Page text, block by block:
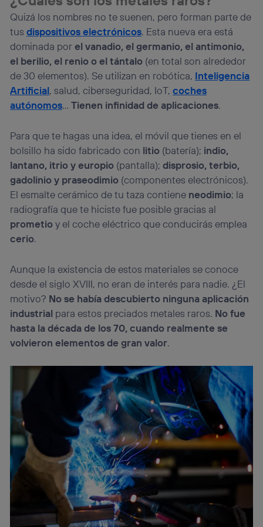
Quizá los nombres no te suenen, pero forman parte de
tusdispositivos electrónicos. Esta nueva era está
dominada porel vanadio, el germanio, el antimonio,
el berilio, el renio o el tántalo (en total son alrededor
de 30 elementos). Se utilizan en robótica, Inteligencia
Artificial, salud, ciberseguridad, IoT,coches
autónomos…Tienen infinidad de aplicaciones.
Para que te hagas una idea, el móvil que tienes en el
bolsillo ha sido fabricado con litio (batería); indio,
lantano, itrio y europio (pantalla);disprosio, terbio,
gadolinio y praseodimio (componentes electrónicos).
El esmalte cerámico de tu taza contiene neodimio; la
radiografía que te hiciste fue posible gracias al
prometioy el coche eléctrico que conducirás emplea
cerio.
Aunque la existencia de estos materiales se conoce
desde el siglo XVIII, no eran de interés para nadie. ¿El
motivo? No se había descubierto ninguna aplicación
industrial para estos preciados metales raros. No fue
hasta la década de los 70, cuando realmente se
volvieron elementos de gran valor.
lo que cualquier persona que conecte su dispositivo y
consienta el uso de la tecnología recibirá el mismo
identificador. Típicamente:
Si utilizas una conexión de banda ancha (p. ej., Wi-Fi),
el marketing o análisis se realizará en función de las
actividades de navegación de los miembros del hogar
que hayan dado su consentimiento.
Si utilizasdatos móviles, el marketing será más
personalizado, ya que se basará únicamente en la
navegación del usuario del móvil.
Puedes gestionar los consentimientos Utiq seleccionando
“Administrar Utiq” en la parte inferior de esta página web o
visitando el portal de privacidad de Utiq
(“consenthub”). Para más información, consulta
la
política de privacidad de Utiq